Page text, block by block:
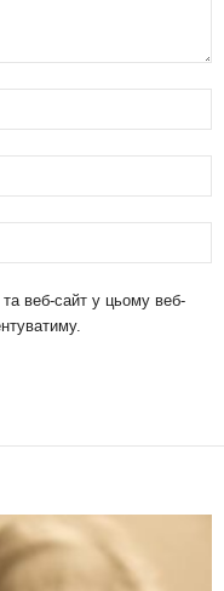
веб-сайт у цьому веб-